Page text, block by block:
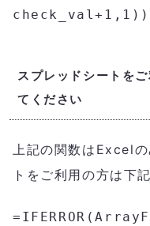
スプレッドシートを
てください
上記の関数はExcel
トをご利用の方は下